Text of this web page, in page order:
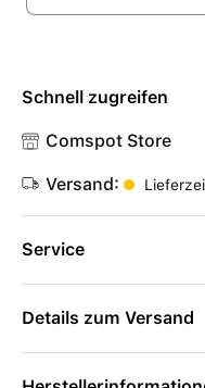
Schnell zugreifen
Comspot Store
Versand:
Service
Details zum Versand